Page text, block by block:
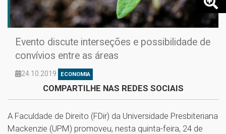
Evento discute interseções e possibilidade de
convívios entre as áreas
24.10.2019 ECONOMIA
COMPARTILHE NAS REDES SOCIAIS
A Faculdade de Direito (FDir) da Universidade Presbiteriana
Mackenzie (UPM) promoveu, nesta quinta-feira, 24 de